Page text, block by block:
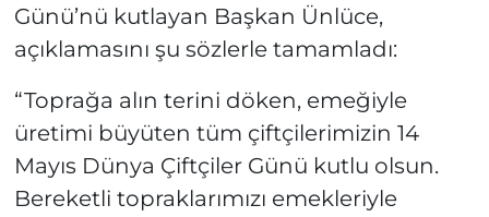
Günü’nü kutlayan Başkan Ünlüce,
açıklamasını şu sözlerle tamamladı:
“Toprağa alın terini döken, emeğiyle
üretimi büyüten tüm çiftçilerimizin 14
Mayıs Dünya Çiftçiler Günü kutlu olsun.
Bereketli topraklarımızı emekleriyle